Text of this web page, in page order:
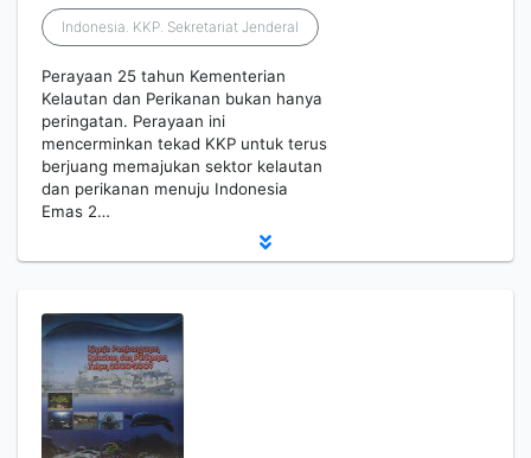
Indonesia. KKP. Sekretariat Jenderal
Perayaan 25 tahun Kementerian
Kelautan dan Perikanan bukan hanya
peringatan. Perayaan ini
mencerminkan tekad KKP untuk terus
berjuang memajukan sektor kelautan
dan perikanan menuju Indonesia
Emas 2…